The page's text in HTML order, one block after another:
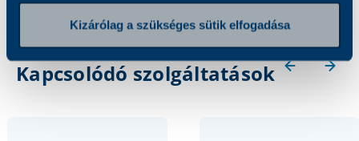
Kizárólag a szükséges sütik elfogadása
Kapcsolódó szolgáltatások